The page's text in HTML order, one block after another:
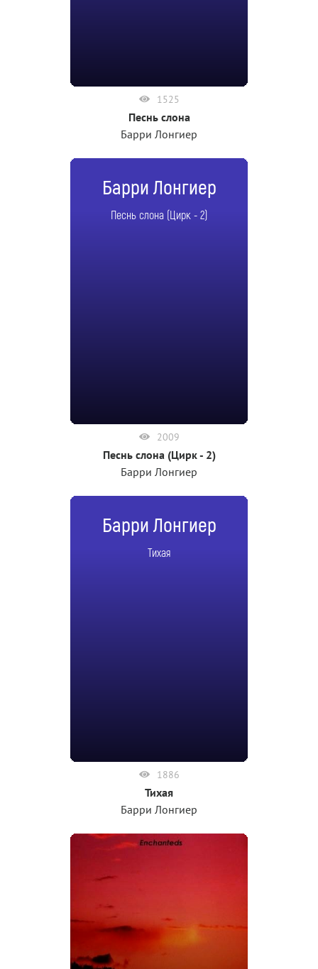
1525
Песнь слона
Барри Лонгиер
Барри Лонгиер
Песнь слона (Цирк - 2)
2009
Песнь слона (Цирк - 2)
Барри Лонгиер
Барри Лонгиер
Тихая
1886
Тихая
Барри Лонгиер